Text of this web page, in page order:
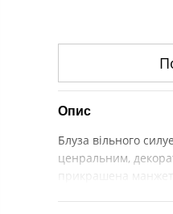
Опис
Блуза вільного
ценральним,
прикрашена